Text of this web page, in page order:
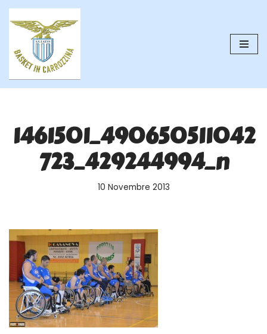
contenuto
1461501_490650511042
723_429244994_n
10 Novembre 2013